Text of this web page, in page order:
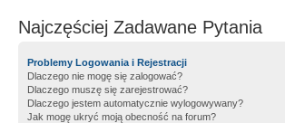
Najczęściej Zadawane Pytania
Problemy Logowania i Rejestracji
Dlaczego nie mogę się zalogować?
Dlaczego muszę się zarejestrować?
Dlaczego jestem automatycznie wylogowywany?
Jak mogę ukryć moją obecność na forum?